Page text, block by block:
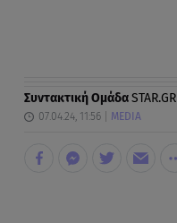
Συντακτική ΟμάδαSTAR.GR
07.04.24, 11:56 MEDIA